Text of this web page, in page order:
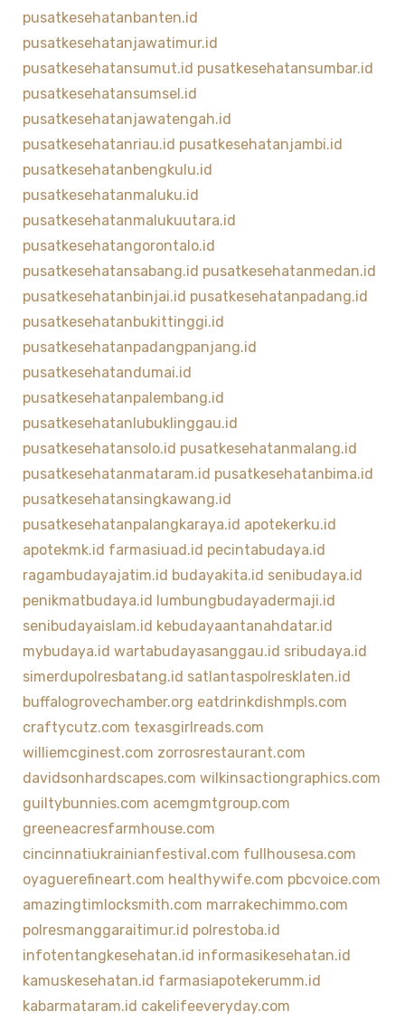
pusatkesehatanbanten.id
pusatkesehatanjawatimur.id
pusatkesehatansumut.id pusatkesehatansumbar.id
pusatkesehatansumsel.id
pusatkesehatanjawatengah.id
pusatkesehatanriau.id pusatkesehatanjambi.id
pusatkesehatanbengkulu.id
pusatkesehatanmaluku.id
pusatkesehatanmalukuutara.id
pusatkesehatangorontalo.id
pusatkesehatansabang.id pusatkesehatanmedan.id
pusatkesehatanbinjai.id pusatkesehatanpadang.id
pusatkesehatanbukittinggi.id
pusatkesehatanpadangpanjang.id
pusatkesehatandumai.id
pusatkesehatanpalembang.id
pusatkesehatanlubuklinggau.id
pusatkesehatansolo.id pusatkesehatanmalang.id
pusatkesehatanmataram.id pusatkesehatanbima.id
pusatkesehatansingkawang.id
pusatkesehatanpalangkaraya.id apotekerku.id
apotekmk.id farmasiuad.id pecintabudaya.id
ragambudayajatim.id budayakita.id senibudaya.id
penikmatbudaya.id lumbungbudayadermaji.id
senibudayaislam.id kebudayaantanahdatar.id
mybudaya.id wartabudayasanggau.id sribudaya.id
simerdupolresbatang.id satlantaspolresklaten.id
buffalogrovechamber.org eatdrinkdishmpls.com
craftycutz.com texasgirlreads.com
williemcginest.com zorrosrestaurant.com
davidsonhardscapes.com wilkinsactiongraphics.com
guiltybunnies.com acemgmtgroup.com
greeneacresfarmhouse.com
cincinnatiukrainianfestival.com fullhousesa.com
oyaguerefineart.com healthywife.com pbcvoice.com
amazingtimlocksmith.com marrakechimmo.com
polresmanggaraitimur.id polrestoba.id
infotentangkesehatan.id informasikesehatan.id
kamuskesehatan.id farmasiapotekerumm.id
kabarmataram.id cakelifeeveryday.com